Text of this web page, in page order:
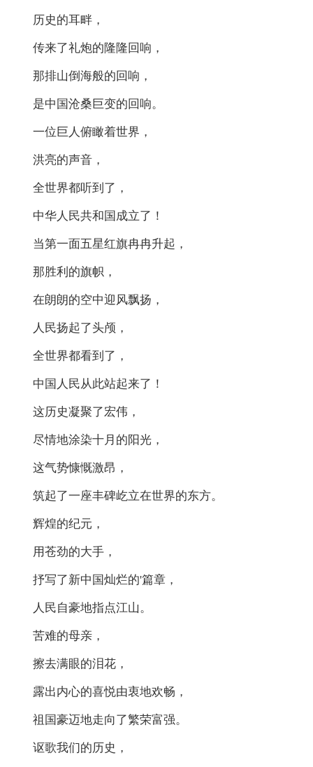
历史的耳畔，
传来了礼炮的隆隆回响，
那排山倒海般的回响，
是中国沧桑巨变的回响。
一位巨人俯瞰着世界，
洪亮的声音，
全世界都听到了，
中华人民共和国成立了！
当第一面五星红旗冉冉升起，
那胜利的旗帜，
在朗朗的空中迎风飘扬，
人民扬起了头颅，
全世界都看到了，
中国人民从此站起来了！
这历史凝聚了宏伟，
尽情地涂染十月的阳光，
这气势慷慨激昂，
筑起了一座丰碑屹立在世界的东方。
辉煌的纪元，
用苍劲的大手，
抒写了新中国灿烂的'篇章，
人民自豪地指点江山。
苦难的母亲，
擦去满眼的泪花，
露出内心的喜悦由衷地欢畅，
祖国豪迈地走向了繁荣富强。
讴歌我们的历史，